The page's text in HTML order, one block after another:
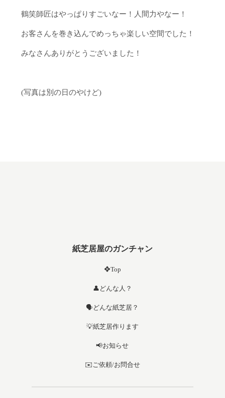
鶴笑師匠はやっぱりすごいなー！人間力やなー！
お客さんを巻き込んでめっちゃ楽しい空間でした！
みなさんありがとうございました！
(写真は別の日のやけど)
紙芝居屋のガンチャン
❖Top
👤どんな人？
🗣️どんな紙芝居？
💡紙芝居作ります
📢お知らせ
✉️ご依頼/お問合せ